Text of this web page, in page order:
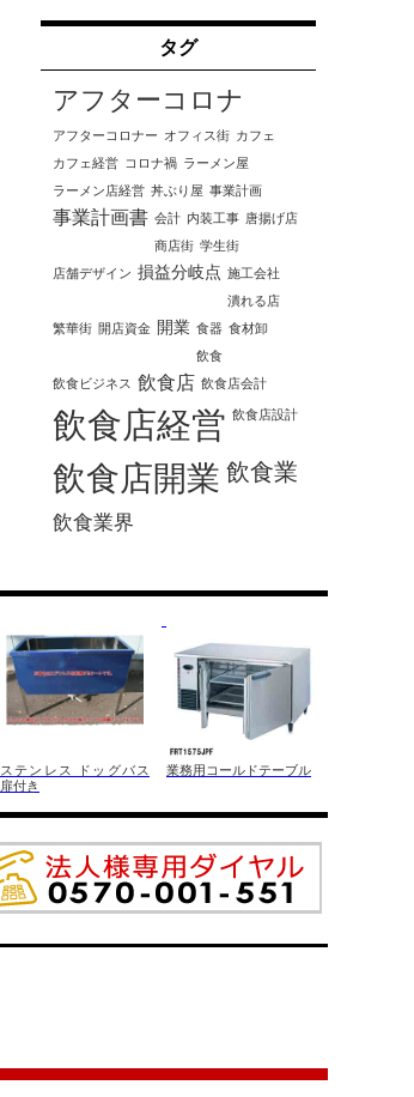
タグ
アフターコロナ
アフターコロナー オフィス街 カフェ
カフェ経営 コロナ禍 ラーメン屋
ラーメン店経営 丼ぶり屋 事業計画
事業計画書 会計 内装工事 唐揚げ店
商店街 学生街
店舗デザイン 損益分岐点 施工会社
潰れる店
繁華街 開店資金 開業 食器 食材卸
飲食
飲食ビジネス 飲食店 飲食店会計
飲食店経営 飲食店設計
飲食店開業 飲食業
飲食業界
ステンレス ドッグバス
扉付き
業務用コールドテーブル